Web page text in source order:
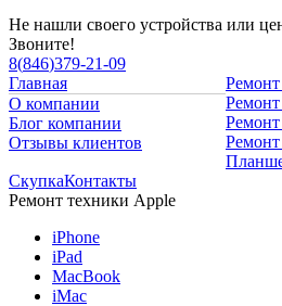
Не нашли своего устройства или
Звоните!
8(846)379-21-09
Главная
О компании
Блог компании
Отзывы клиентов
Ремонт
Ремонт
СкупкаКонтакты
Ремонт техники Apple
iPhone
iPad
MacBook
iMac